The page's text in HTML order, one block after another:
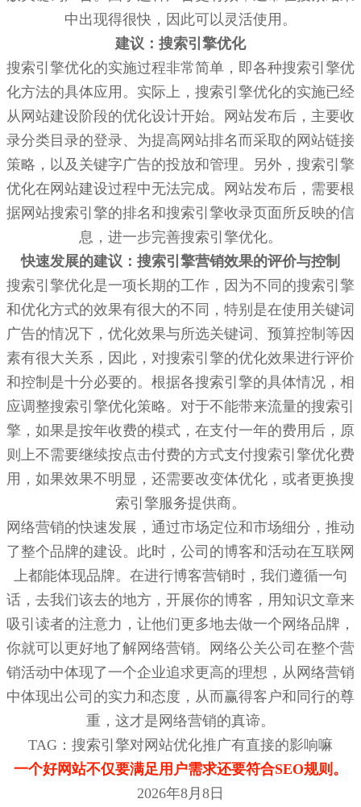
中出现得很快，因此可以灵活使用。
建议：搜索引擎优化
搜索引擎优化的实施过程非常简单，即各种搜索引擎优
化方法的具体应用。实际上，搜索引擎优化的实施已经
从网站建设阶段的优化设计开始。网站发布后，主要收
录分类目录的登录、为提高网站排名而采取的网站链接
策略，以及关键字广告的投放和管理。另外，搜索引擎
优化在网站建设过程中无法完成。网站发布后，需要根
据网站搜索引擎的排名和搜索引擎收录页面所反映的信
息，进一步完善搜索引擎优化。
快速发展的建议：搜索引擎营销效果的评价与控制
搜索引擎优化是一项长期的工作，因为不同的搜索引擎
和优化方式的效果有很大的不同，特别是在使用关键词
广告的情况下，优化效果与所选关键词、预算控制等因
素有很大关系，因此，对搜索引擎的优化效果进行评价
和控制是十分必要的。根据各搜索引擎的具体情况，相
应调整搜索引擎优化策略。对于不能带来流量的搜索引
擎，如果是按年收费的模式，在支付一年的费用后，原
则上不需要继续按点击付费的方式支付搜索引擎优化费
用，如果效果不明显，还需要改变体优化，或者更换搜
索引擎服务提供商。
网络营销的快速发展，通过市场定位和市场细分，推动
了整个品牌的建设。此时，公司的博客和活动在互联网
上都能体现品牌。在进行博客营销时，我们遵循一句
话，去我们该去的地方，开展你的博客，用知识文章来
吸引读者的注意力，让他们更多地去做一个网络品牌，
你就可以更好地了解网络营销。网络公关公司在整个营
销活动中体现了一个企业追求更高的理想，从网络营销
中体现出公司的实力和态度，从而赢得客户和同行的尊
重，这才是网络营销的真谛。
TAG：搜索引擎对网站优化推广有直接的影响嘛
一个好网站不仅要满足用户需求还要符合SEO规则。
2026年8月8日